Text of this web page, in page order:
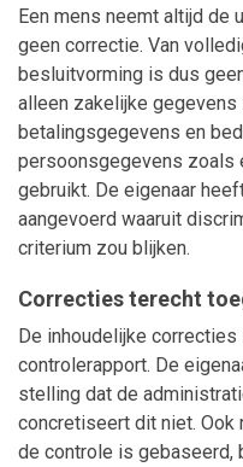
Een mens neemt altijd
geen correctie. Van
besluitvorming is dus
alleen zakelijke
betalingsgegevens en
persoonsgegevens zoals
gebruikt. De eigenaar
aangevoerd waaruit
criterium zou blijken.
Correcties terecht
De inhoudelijke
controlerapport. De
stelling dat de
concretiseert dit niet. Ook
de controle is gebaseerd,